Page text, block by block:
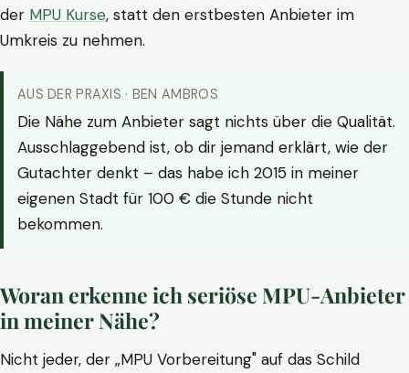
der MPU Kurse, statt den erstbesten Anbieter im
Umkreis zu nehmen.
AUS DER PRAXIS · BEN AMBROS
Die Nähe zum Anbieter sagt nichts über die Qualität.
Ausschlaggebend ist, ob dir jemand erklärt, wie der
Gutachter denkt – das habe ich 2015 in meiner
eigenen Stadt für 100 € die Stunde nicht
bekommen.
Woran erkenne ich seriöse MPU-Anbieter
in meiner Nähe?
Nicht jeder, der „MPU Vorbereitung" auf das Schild